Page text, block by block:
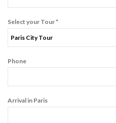
Select your Tour *
Phone
Arrival in Paris